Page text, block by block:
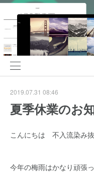
2019.07.31 08:46
夏季休業のお
こんにちは 不入流染み
今年の梅雨はかなり頑張